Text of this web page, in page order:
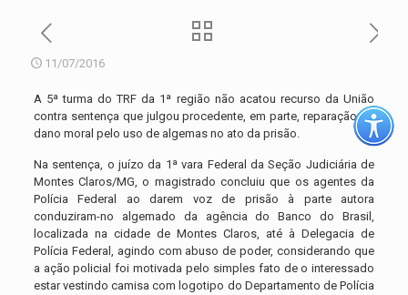
11/07/2016
A 5ª turma do TRF da 1ª região não acatou recurso da União
contra sentença que julgou procedente, em parte, reparação de
dano moral pelo uso de algemas no ato da prisão.
Na sentença, o juízo da 1ª vara Federal da Seção Judiciária de
Montes Claros/MG, o magistrado concluiu que os agentes da
Polícia Federal ao darem voz de prisão à parte autora
conduziram-no algemado da agência do Banco do Brasil,
localizada na cidade de Montes Claros, até à Delegacia de
Polícia Federal, agindo com abuso de poder, considerando que
a ação policial foi motivada pelo simples fato de o interessado
estar vestindo camisa com logotipo do Departamento de Polícia